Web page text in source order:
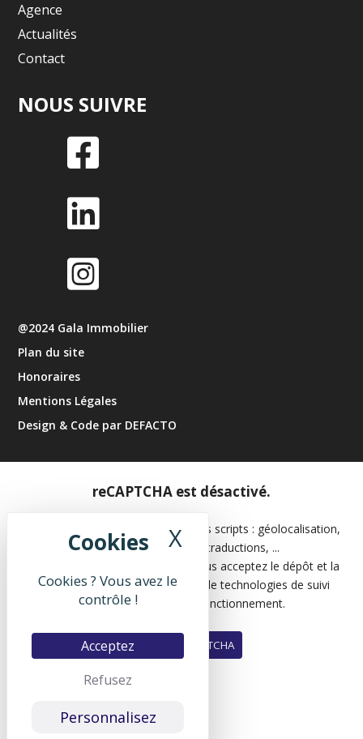
Cookies ? Vous avez le
contrôle !
Acceptez
Refusez
Personnalisez
X Masquer le
Agence
Actualités
Contact
NOUS SUIVRE



@2024 Gala Immobilier
Plan du site
Honoraires
Mentions Légales
Design & Code par DEFACTO
reCAPTCHA est désactivé.
Les APIs permettent de charger des scripts : géolocalisation,
moteurs de recherche, traductions, ...
En autorisant ces services tiers, vous acceptez le dépôt et la
lecture de cookies et l'utilisation de technologies de suivi
nécessaires à leur bon fonctionnement.
Autoriser reCAPTCHA